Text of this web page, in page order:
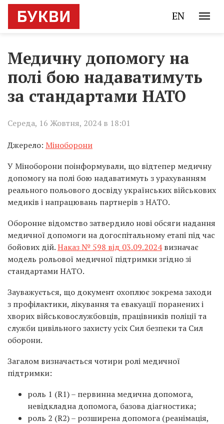
EN
Медичну допомогу на
полі бою надаватимуть
за стандартами НАТО
Середа, 16 Жовтня, 2024 в 18:01
Джерело: Міноборони
У Міноборони поінформували, що відтепер медичну
допомогу на полі бою надаватимуть з урахуванням
реального польового досвіду українських військових
медиків і напрацювань партнерів з НАТО.
Оборонне відомство затвердило нові обсяги надання
медичної допомоги на догоспітальному етапі під час
бойових дій.Наказ № 598 від 03.09.2024визначає
модель рольової медичної підтримки згідно зі
стандартами НАТО.
Зауважується, що документ охоплює зокрема заходи
з профілактики, лікування та евакуації поранених і
хворих військовослужбовців, працівників поліції та
служби цивільного захисту усіх Сил безпеки та Сил
оборони.
Загалом визначається чотири ролі медичної
підтримки:
роль 1 (R1) – первинна медична допомога,
невідкладна допомога, базова діагностика;
роль 2 (R2) – розширена допомога (реанімація,